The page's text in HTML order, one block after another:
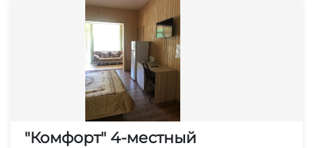
"Комфорт" 4-местный